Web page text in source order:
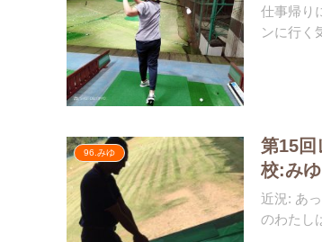
仕事帰り
ンに行く
96.みゆ
第15回
校:みゆ
近況: あ
のわたし